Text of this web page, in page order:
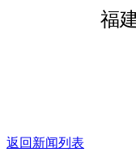
福
返回新闻列表